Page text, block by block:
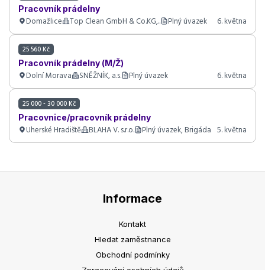
Pracovník prádelny
Domažlice Top Clean GmbH & Co.KG,.. Plný úvazek 6. května
25 560 Kč
Pracovník prádelny (M/Ž)
Dolní Morava SNĚŽNÍK, a.s. Plný úvazek 6. května
25 000 - 30 000 Kč
Pracovnice/pracovník prádelny
Uherské Hradiště BLAHA V. s.r.o. Plný úvazek, Brigáda 5. května
Informace
Kontakt
Hledat zaměstnance
Obchodní podmínky